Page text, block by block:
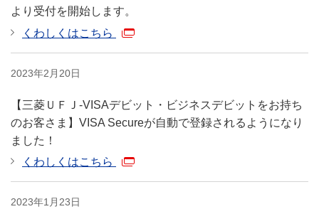
キャッシュバック実績
照会
ご契約のVISAビジネスデビ
が可能です。（全カード合
算の金額照会のみ可能）
非代表カード
より受付を開始します。
くわしくはこちら
2023年2月20日
【三菱ＵＦＪ-VISAデビット・ビジネスデビットをお持ち
のお客さま】VISA Secureが自動で登録されるようになり
ました！
くわしくはこちら
2023年1月23日